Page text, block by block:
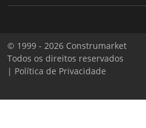
© 1999 - 2026 Construmarket
Todos os direitos reservados
| Política de Privacidade